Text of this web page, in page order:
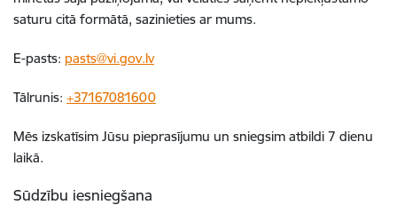
saturu citā formātā, sazinieties ar mums.
E-pasts: pasts@vi.gov.lv
Tālrunis: +37167081600
Mēs izskatīsim Jūsu pieprasījumu un sniegsim atbildi 7 dienu
laikā.
Sūdzību iesniegšana